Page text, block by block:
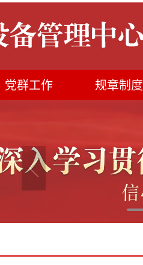
党群工作 规章制度